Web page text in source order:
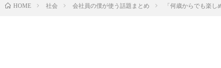
HOME 社会 会社員の僕が使う話題まとめ 「何歳からでも楽